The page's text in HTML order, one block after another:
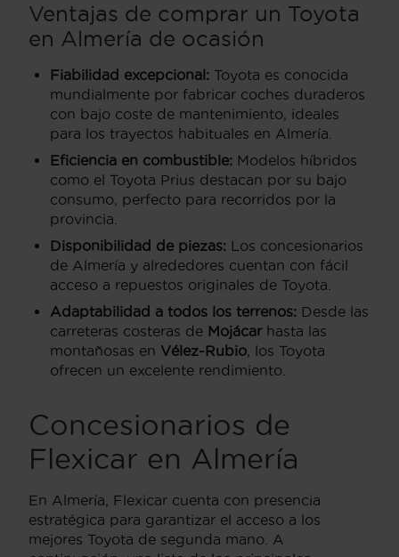
Ventajas de comprar un Toyota
en Almería de ocasión
Fiabilidad excepcional: Toyota es conocida
mundialmente por fabricar coches duraderos
con bajo coste de mantenimiento, ideales
para los trayectos habituales en Almería.
Eficiencia en combustible: Modelos híbridos
como el Toyota Prius destacan por su bajo
consumo, perfecto para recorridos por la
provincia.
Disponibilidad de piezas: Los concesionarios
de Almería y alrededores cuentan con fácil
acceso a repuestos originales de Toyota.
Adaptabilidad a todos los terrenos: Desde las
carreteras costeras de Mojácarhasta las
montañosas en Vélez-Rubio , los Toyota
ofrecen un excelente rendimiento.
Concesionarios de
Flexicar en Almería
En Almería, Flexicar cuenta con presencia
estratégica para garantizar el acceso a los
mejores Toyota de segunda mano. A